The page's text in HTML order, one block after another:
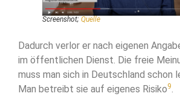
Screenshot; Quelle
Dadurch verlor er nach eigenen
im öffentlichen Dienst. Die freie
muss man sich in Deutschland schon
Man betreibt sie auf eigenes Risiko9.